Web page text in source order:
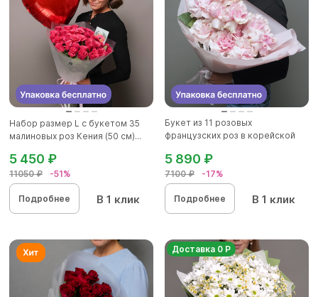
Набор размер L с букетом 35
малиновых роз Кения (50 см)...
11050 ₽ -51%
5 450 ₽
Подробнее В 1 клик
Букет из 11 розовых
французских роз в корейской
7100 ₽ -17%
5 890 ₽
Подробнее В 1 клик
Доставка 0 Р